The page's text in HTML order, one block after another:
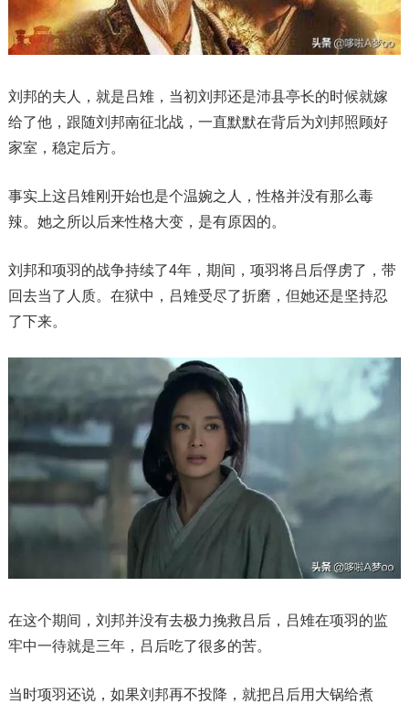
刘邦的夫人，就是吕雉，当初刘邦还是沛县亭长的时候就嫁
给了他，跟随刘邦南征北战，一直默默在背后为刘邦照顾好
家室，稳定后方。
事实上这吕雉刚开始也是个温婉之人，性格并没有那么毒
辣。她之所以后来性格大变，是有原因的。
刘邦和项羽的战争持续了4年，期间，项羽将吕后俘虏了，带
回去当了人质。在狱中，吕雉受尽了折磨，但她还是坚持忍
了下来。
在这个期间，刘邦并没有去极力挽救吕后，吕雉在项羽的监
牢中一待就是三年，吕后吃了很多的苦。
当时项羽还说，如果刘邦再不投降，就把吕后用大锅给煮